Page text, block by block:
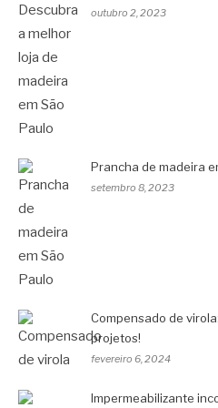
outubro 2, 2023
Prancha de madeira
setembro 8, 2023
Compensado de
projetos!
fevereiro 6, 2024
Impermeabilizante